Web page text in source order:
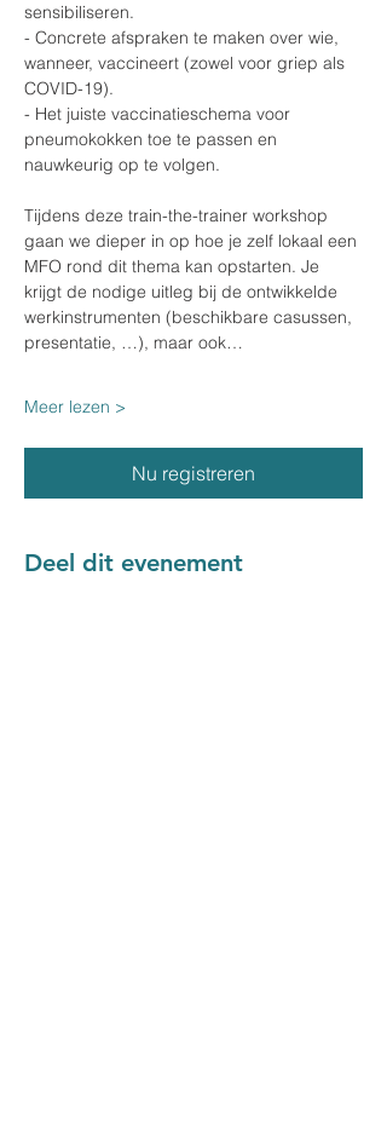
sensibiliseren.
- Concrete afspraken te maken over wie,
wanneer, vaccineert (zowel voor griep als
COVID-19).
- Het juiste vaccinatieschema voor
pneumokokken toe te passen en
nauwkeurig op te volgen.
Tijdens deze train-the-trainer workshop
gaan we dieper in op hoe je zelf lokaal een
MFO rond dit thema kan opstarten. Je
krijgt de nodige uitleg bij de ontwikkelde
werkinstrumenten (beschikbare casussen,
presentatie, …), maar ook…
Meer lezen >
Nu registreren
Deel dit evenement